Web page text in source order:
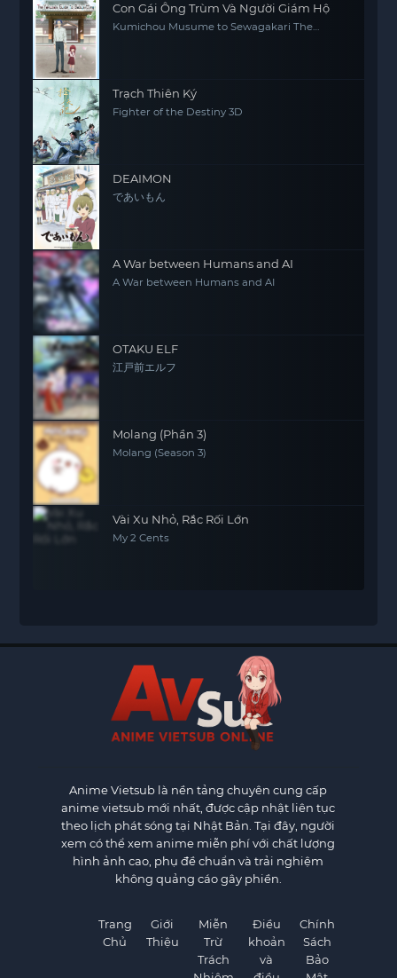
Con Gái Ông Trùm Và Người Giám Hộ
Kumichou Musume to Sewagakari The
Trạch Thiên Ký
Fighter of the Destiny 3D
DEAIMON
であいもん
A War between Humans and AI
A War between Humans and AI
OTAKU ELF
江戸前エルフ
Molang (Phần 3)
Molang (Season 3)
Vài Xu Nhỏ, Rắc Rối Lớn
My 2 Cents
Anime Vietsub là nền tảng chuyên cung cấp
anime vietsub mới nhất, được cập nhật liên tục
theo lịch phát sóng tại Nhật Bản. Tại đây, người
xem có thể xem anime miễn phí với chất lượng
hình ảnh cao, phụ đề chuẩn và trải nghiệm
không quảng cáo gây phiền.
Trang
Chủ
Giới
Thiệu
Miễn
Trừ
Trách
Điều
khoản
và
Chính
Sách
Bảo